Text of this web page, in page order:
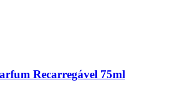
Recarregável 75ml